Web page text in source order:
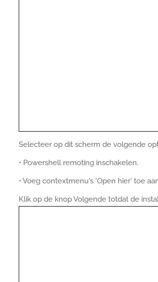
Selecteer op dit scherm de volgende
• Powershell remoting inschakelen.
• Voeg contextmenu's 'Open hier' toe
Klik op de knop Volgende totdat de